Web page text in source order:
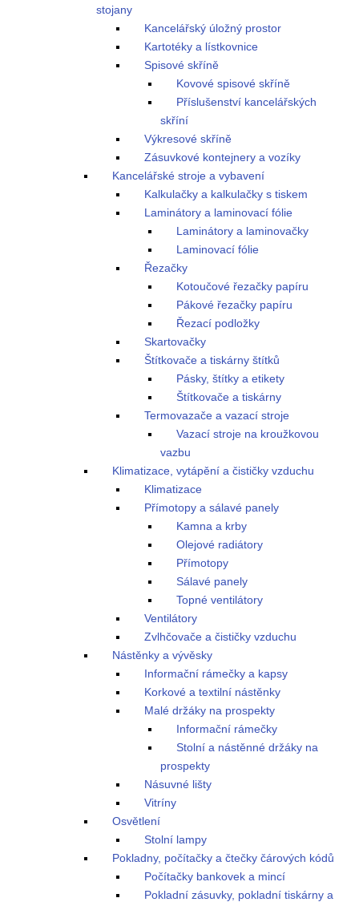
stojany
Kancelářský úložný prostor
Kartotéky a lístkovnice
Spisové skříně
Kovové spisové skříně
Příslušenství kancelářských
skříní
Výkresové skříně
Zásuvkové kontejnery a vozíky
Kancelářské stroje a vybavení
Kalkulačky a kalkulačky s tiskem
Laminátory a laminovací fólie
Laminátory a laminovačky
Laminovací fólie
Řezačky
Kotoučové řezačky papíru
Pákové řezačky papíru
Řezací podložky
Skartovačky
Štítkovače a tiskárny štítků
Pásky, štítky a etikety
Štítkovače a tiskárny
Termovazače a vazací stroje
Vazací stroje na kroužkovou
vazbu
Klimatizace, vytápění a čističky vzduchu
Klimatizace
Přímotopy a sálavé panely
Kamna a krby
Olejové radiátory
Přímotopy
Sálavé panely
Topné ventilátory
Ventilátory
Zvlhčovače a čističky vzduchu
Nástěnky a vývěsky
Informační rámečky a kapsy
Korkové a textilní nástěnky
Malé držáky na prospekty
Informační rámečky
Stolní a nástěnné držáky na
prospekty
Násuvné lišty
Vitríny
Osvětlení
Stolní lampy
Pokladny, počítačky a čtečky čárových kódů
Počítačky bankovek a mincí
Pokladní zásuvky, pokladní tiskárny a